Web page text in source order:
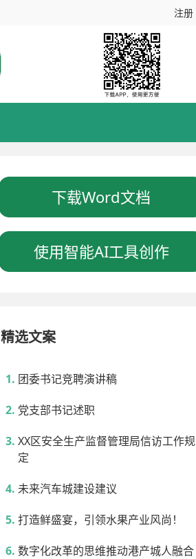
注册
下载Word文档
使用智能AI工具创作
精选文案
团委书记竞聘演讲稿
党支部书记述职
XX区安全生产监督管理局信访工作规
定
未来汽车城建设建议
打造鲜盛宴，引领水果产业风尚！
数字化改革的思维推动港产城人融合